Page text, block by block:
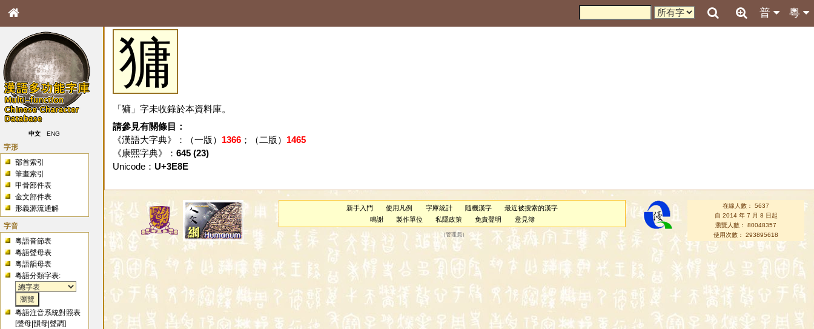
粵
普
中文 ENG
字形
部首索引
筆畫索引
甲骨部件表
金文部件表
形義源流通解
字音
粵語音節表
粵語聲母表
粵語韻母表
粵語分類字表:
粵語注音系統對照表
[聲母 |韻母 |聲調]
㺎
「㺎」字未收錄於本資料庫。
請參見有關條目：
《漢語大字典》：（一版） 1366；（二版） 1465
《康熙字典》： 645 (23)
Unicode： U+3E8E
新手入門 使用凡例 字庫統計 隨機漢字
最近被搜索的漢字
鳴謝
製作單位 私隱政策 免責聲明 意見簿
（管理員 ）
在線人數： 5637
自 2014 年 7 月 8 日起
瀏覽人數： 80048357
使用次數： 293895618